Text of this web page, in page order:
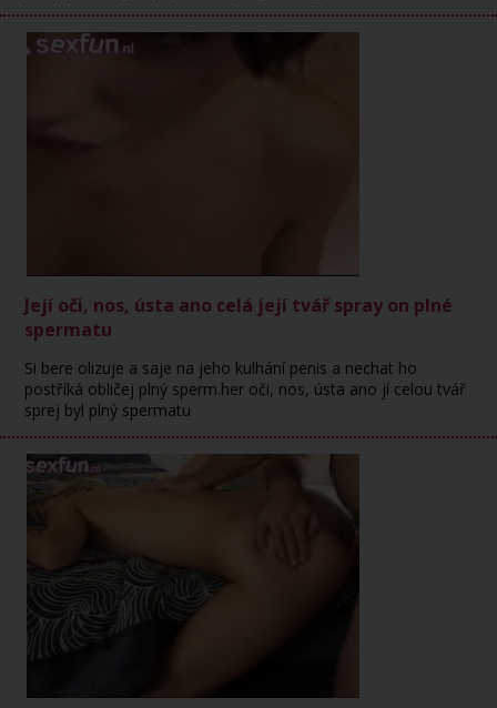
Její oči, nos, ústa ano celá její tvář spray on plné
spermatu
Si bere olizuje a saje na jeho kulhání penis a nechat ho
postříká obličej plný sperm.her oči, nos, ústa ano jí celou tvář
sprej byl plný spermatu